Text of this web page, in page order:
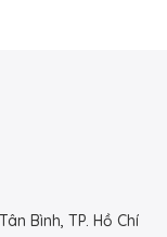
Bình, TP. Hồ Chí